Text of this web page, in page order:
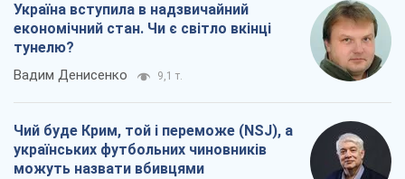
Україна вступила в надзвичайний
економічний стан. Чи є світло вкінці
тунелю?
Вадим Денисенко 9,1 т.
Чий буде Крим, той і переможе (NSJ), а
українських футбольних чиновників
можуть назвати вбивцями